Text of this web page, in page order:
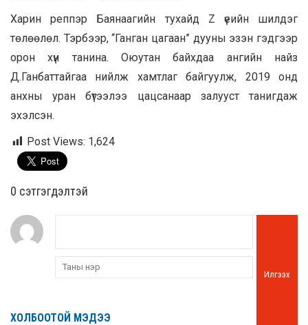
Харин реппэр Баянаагийн тухайд Z үеийн шилдэг
төлөөлөл. Тэрбээр, “Ганган цагаан” дууны эзэн гэдгээр
орон хүн танина. Оюутан байхдаа ангийн найз
Д.Ганбаттайгаа нийлж хамтлаг байгуулж, 2019 онд
анхны уран бүтээлээ цацсанаар залууст танигдаж
эхэлсэн.
Post Views: 1,624
0 cэтгэгдэлтэй
Илгээх
ХОЛБООТОЙ МЭДЭЭ